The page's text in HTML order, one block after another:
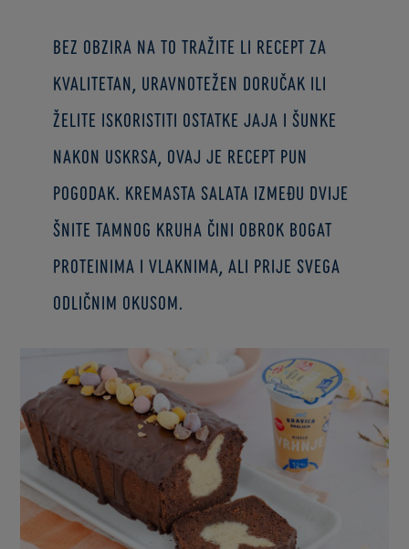
Bez obzira na to tražite li recept za
kvalitetan, uravnotežen doručak ili
želite iskoristiti ostatke jaja i šunke
nakon Uskrsa, ovaj je recept pun
pogodak. Kremasta salata između dvije
šnite tamnog kruha čini obrok bogat
proteinima i vlaknima, ali prije svega
odličnim okusom.